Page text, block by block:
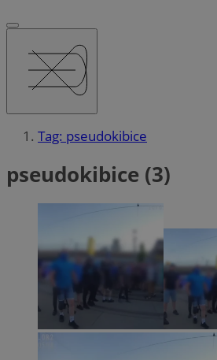
Tag: pseudokibice
pseudokibice (3)